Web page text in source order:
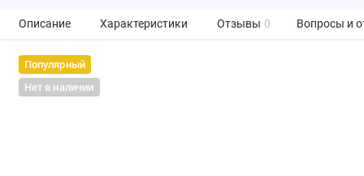
Описание Характеристики Отзывы 0 Вопросы и
Популярный
Нет в наличии